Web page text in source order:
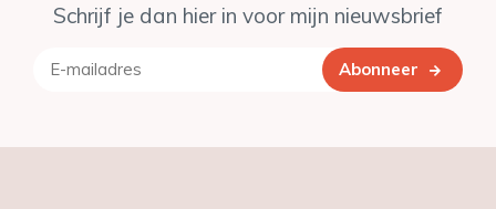
Schrijf je dan hier in voor mijn nieuwsbrief
Abonneer